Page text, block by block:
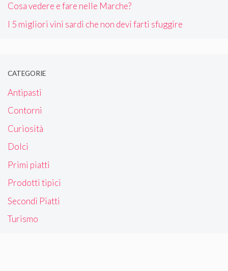
Cosa vedere e fare nelle Marche?
I 5 migliori vini sardi che non devi farti sfuggire
CATEGORIE
Antipasti
Contorni
Curiosità
Dolci
Primi piatti
Prodotti tipici
Secondi Piatti
Turismo